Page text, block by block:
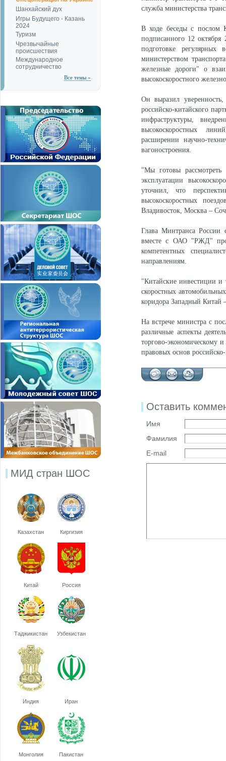
Шанхайский дух
Игры Будущего - Казань
2024
Туризм
Чрезвычайные
происшествия
Международное
сотрудничество
Все темы »
МИД стран ШОС
Казахстан Киргизия
Китай Россия
Таджикистан Узбекистан
Индия Иран
Монголия Пакистан
служба министерства
В ходе беседы с послом
подписанного 12
подготовке
министерством
железные дороги" о
высокоскоростного
Он выразил
российско-китайского
инфраструктуры,
высокоскоростных
расширении научно-
вагоностроения.
"Мы готовы рассмотреть
эксплуатации
уточнил, что
высокоскоростных
Владивосток, Москва –
Глава Минтранса России
вместе с ОАО "РЖД"
компетентных
направлениям.
"Китайские инвестиции и
скоростных
коридора Западный Китай
На встрече министра с
различные аспекты
торгово-экономическому
правовых основ
Оставить
Имя
Фамилия
E-mail